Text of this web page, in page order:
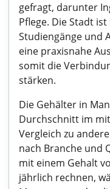
gefragt, darunter
Pflege. Die Stadt
Studiengänge und
eine praxisnahe
somit die
stärken.
Die Gehälter in
Durchschnitt im
Vergleich zu
nach Branche und
mit einem Gehalt
jährlich rechnen,